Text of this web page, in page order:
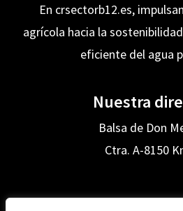
En crsectorb12.es,
agrícola hacia la
eficiente del agua
Nuestra
Balsa de Don
Ctra. A-8150